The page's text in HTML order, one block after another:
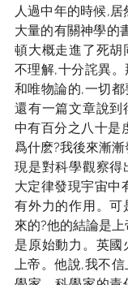
人過中年的時候,
大量的有關神學的
頓大概走進了死胡
不理解,十分詫異
和唯物論的,一切
還有一篇文章說到
中有百分之八十是
爲什麽?我後來漸
現是對科學觀察得
大定律發現宇宙中
有外力的作用。可
來的?他的結論是
是原始動力。英
上帝。他說,我不